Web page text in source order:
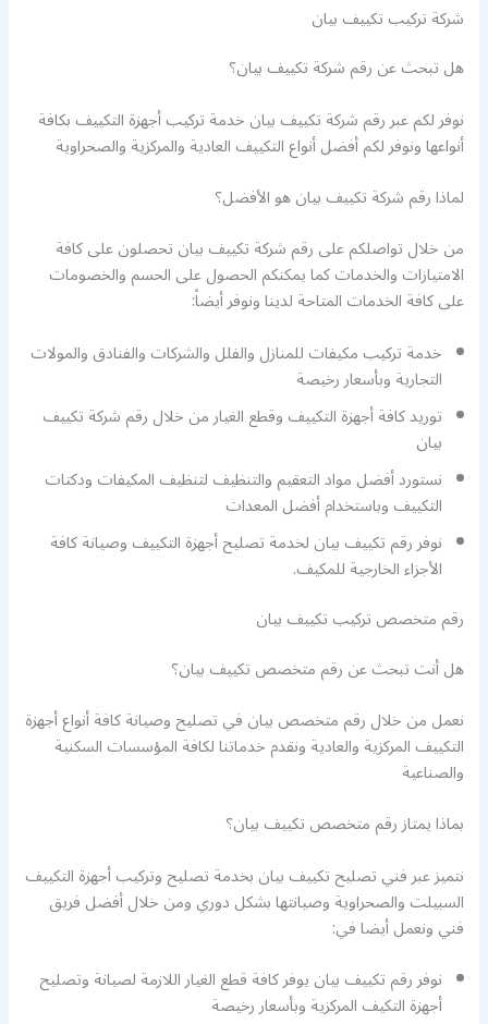
شركة تركيب تكييف بيان
هل تبحث عن رقم شركة تكييف بيان؟
نوفر لكم عبر رقم شركة تكييف بيان خدمة تركيب أجهزة التكييف بكافة
أنواعها ونوفر لكم أفضل أنواع التكييف العادية والمركزية والصحراوية
لماذا رقم شركة تكييف بيان هو الأفضل؟
من خلال تواصلكم على رقم شركة تكييف بيان تحصلون على كافة
الامتيازات والخدمات كما يمكنكم الحصول على الحسم والخصومات
على كافة الخدمات المتاحة لدينا ونوفر أيضاً:
خدمة تركيب مكيفات للمنازل والفلل والشركات والفنادق والمولات
التجارية وبأسعار رخيصة
توريد كافة أجهزة التكييف وقطع الغيار من خلال رقم شركة تكييف
بيان
نستورد أفضل مواد التعقيم والتنظيف لتنظيف المكيفات ودكتات
التكييف وباستخدام أفضل المعدات
نوفر رقم تكييف بيان لخدمة تصليح أجهزة التكييف وصيانة كافة
الأجزاء الخارجية للمكيف.
رقم متخصص تركيب تكييف بيان
هل أنت تبحث عن رقم متخصص تكييف بيان؟
نعمل من خلال رقم متخصص بيان في تصليح وصيانة كافة أنواع أجهزة
التكييف المركزية والعادية ونقدم خدماتنا لكافة المؤسسات السكنية
والصناعية
بماذا يمتاز رقم متخصص تكييف بيان؟
نتميز عبر فني تصليح تكييف بيان بخدمة تصليح وتركيب أجهزة التكييف
السبيلت والصحراوية وصيانتها بشكل دوري ومن خلال أفضل فريق
فني ونعمل أيضا في:
نوفر رقم تكييف بيان يوفر كافة قطع الغيار اللازمة لصيانة وتصليح
أجهزة التكيف المركزية وبأسعار رخيصة